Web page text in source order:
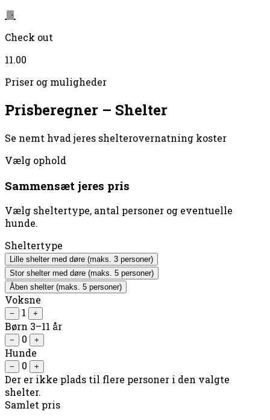
Check out
11.00
Priser og muligheder
Prisberegner – Shelter
Se nemt hvad jeres shelterovernatning koster
Vælg ophold
Sammensæt jeres pris
Vælg sheltertype, antal personer og eventuelle
hunde.
Sheltertype
Lille shelter med døre (maks. 3 personer)
Stor shelter med døre (maks. 5 personer)
Åben shelter (maks. 5 personer)
Voksne
− 1 +
Børn 3–11 år
− 0 +
Hunde
− 0 +
Der er ikke plads til flere personer i den valgte
shelter.
Samlet pris